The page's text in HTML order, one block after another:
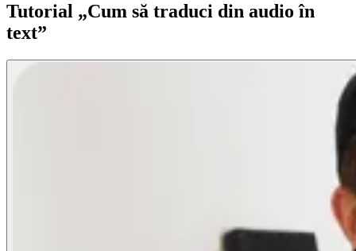
Tutorial „Cum să traduci din audio în
text”